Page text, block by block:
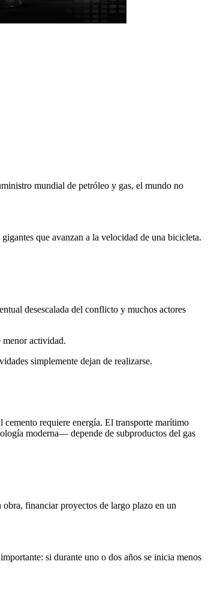
mundial de petróleo y gas, el mundo no
que avanzan a la velocidad de una bicicleta.
desescalada del conflicto y muchos actores
menor actividad.
simplemente dejan de realizarse.
requiere energía. El transporte marítimo
moderna— depende de subproductos del gas
obra, financiar proyectos de largo plazo en un
si durante uno o dos años se inicia menos